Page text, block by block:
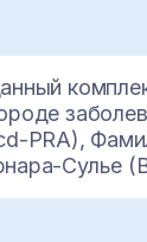
PRA),
Сулье